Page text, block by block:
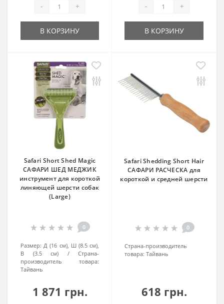
- +
В КОРЗИНУ
- +
В КОРЗИНУ
Safari Short Shed Magic
САФАРИ ШЕД МЕДЖИК
инструмент для короткой
линяющей шерсти собак
(Large)
0
Размер: Д (16 см), Ш (8.5 см),
В (3.5 см)
Страна-
производитель товара:
Тайвань
1 871 грн.
Safari Shedding Short Hair
САФАРИ РАСЧЕСКА для
короткой и средней шерсти
0
Страна-производитель
товара: Тайвань
618 грн.